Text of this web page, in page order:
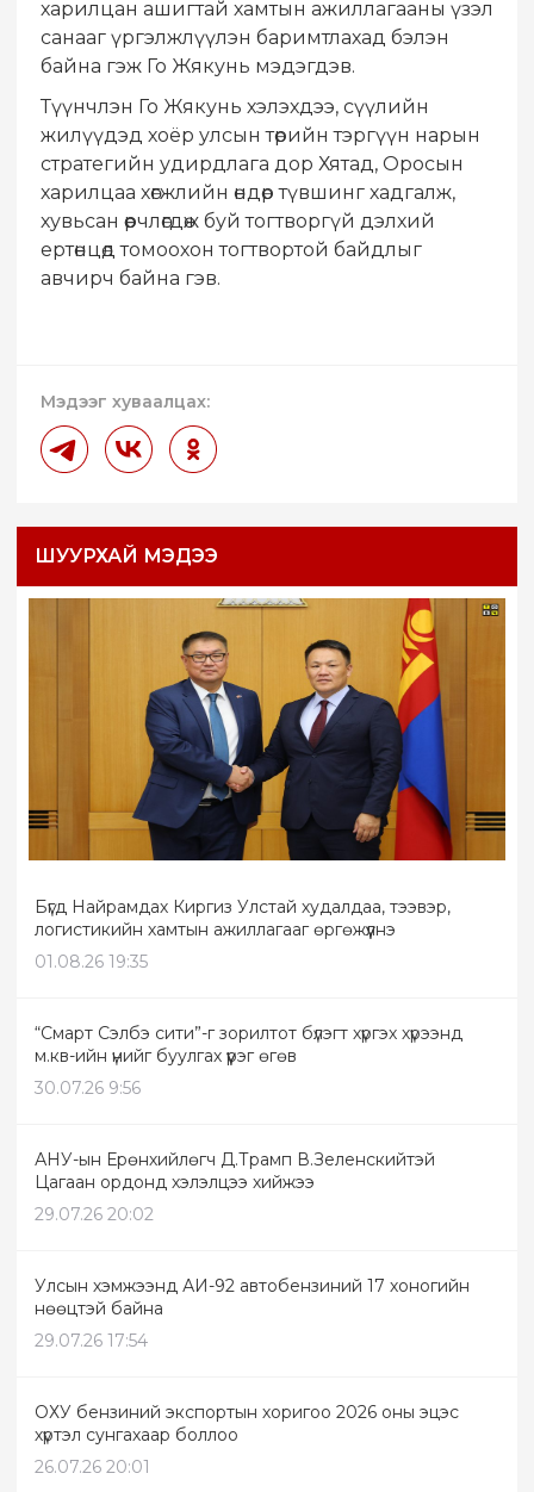
харилцан ашигтай хамтын ажиллагааны үзэл
санааг үргэлжлүүлэн баримтлахад бэлэн
байна гэж Го Жякунь мэдэгдэв.
Түүнчлэн Го Жякунь хэлэхдээ, сүүлийн
жилүүдэд хоёр улсын төрийн тэргүүн нарын
стратегийн удирдлага дор Хятад, Оросын
харилцаа хөгжлийн өндөр түвшинг хадгалж,
хувьсан өөрчлөгдөж буй тогтворгүй дэлхий
ертөнцөд томоохон тогтвортой байдлыг
авчирч байна гэв.
Мэдээг хуваалцах:
ШУУРХАЙ МЭДЭЭ
Бүгд Найрамдах Киргиз Улстай худалдаа, тээвэр,
логистикийн хамтын ажиллагааг өргөжүүлнэ
01.08.26 19:35
“Смарт Сэлбэ сити”-г зорилтот бүлэгт хүргэх хүрээнд
м.кв-ийн үнийг буулгах үүрэг өгөв
30.07.26 9:56
АНУ-ын Ерөнхийлөгч Д.Трамп В.Зеленскийтэй
Цагаан ордонд хэлэлцээ хийжээ
29.07.26 20:02
Улсын хэмжээнд АИ-92 автобензиний 17 хоногийн
нөөцтэй байна
29.07.26 17:54
ОХУ бензиний экспортын хоригоо 2026 оны эцэс
хүртэл сунгахаар боллоо
26.07.26 20:01